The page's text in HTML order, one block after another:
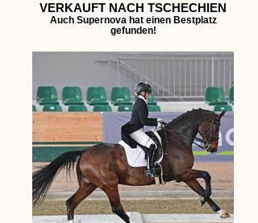
VERKAUFT NACH TSCHECHIEN
Auch Supernova hat einen Bestplatz
gefunden!